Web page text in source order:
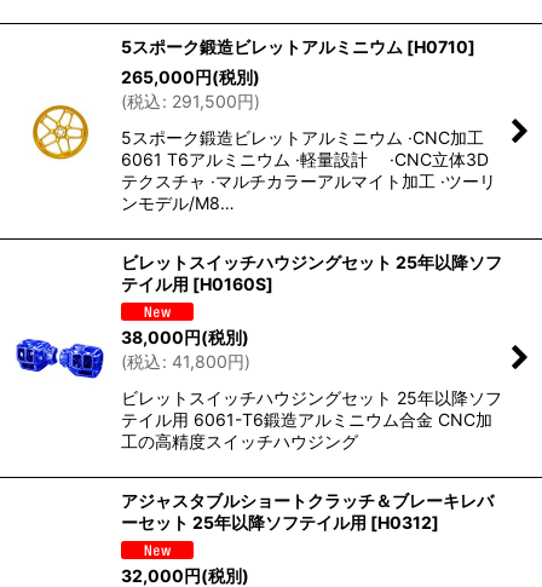
5スポーク鍛造ビレットアルミニウム [H0710]
265,000 円(税別)
(税込: 291,500円)
5スポーク鍛造ビレットアルミニウム ·CNC加工
6061 T6アルミニウム ·軽量設計 ·CNC立体3D
テクスチャ ·マルチカラーアルマイト加工 ·ツーリ
ンモデル/M8…
ビレットスイッチハウジングセット 25年以降ソフ
テイル用 [H0160S]
38,000円(税別)
(税込: 41,800円)
ビレットスイッチハウジングセット 25年以降ソフ
テイル用 6061-T6鍛造アルミニウム合金 CNC加
工の高精度スイッチハウジング
アジャスタブルショートクラッチ＆ブレーキレバ
ーセット 25年以降ソフテイル用 [H0312]
32,000円(税別)